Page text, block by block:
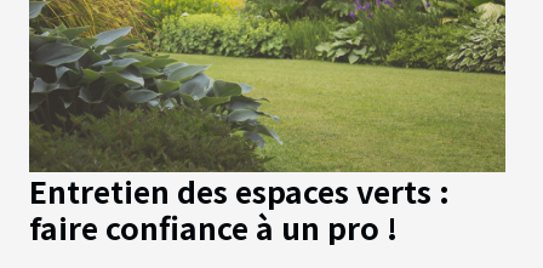
Entretien des espaces verts :
faire confiance à un pro !